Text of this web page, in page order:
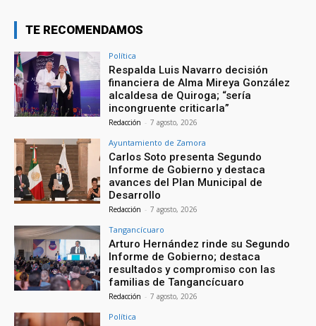
TE RECOMENDAMOS
Política
Respalda Luis Navarro decisión
financiera de Alma Mireya González
alcaldesa de Quiroga; “sería
incongruente criticarla”
Redacción - 7 agosto, 2026
Ayuntamiento de Zamora
Carlos Soto presenta Segundo
Informe de Gobierno y destaca
avances del Plan Municipal de
Desarrollo
Redacción - 7 agosto, 2026
Tangancícuaro
Arturo Hernández rinde su Segundo
Informe de Gobierno; destaca
resultados y compromiso con las
familias de Tangancícuaro
Redacción - 7 agosto, 2026
Política